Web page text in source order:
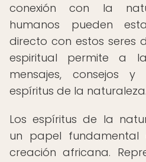
conexión con la
humanos pueden
directo con estos seres
espiritual permite a
mensajes, consejos
espíritus de la naturaleza.
Los espíritus de la
un papel
creación africana.